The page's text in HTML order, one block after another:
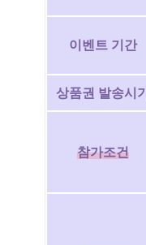
이벤트 기간
상품권 발송시기
참가조건